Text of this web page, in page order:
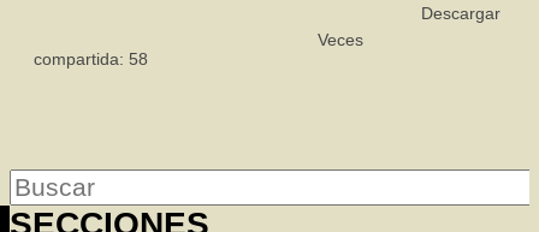
Descargar
Veces
compartida: 58
SECCIONES